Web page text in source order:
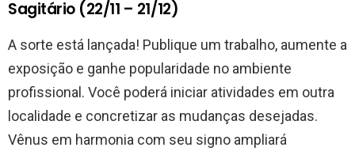
Sagitário (22/11 – 21/12)
A sorte está lançada! Publique um trabalho, aumente a
exposição e ganhe popularidade no ambiente
profissional. Você poderá iniciar atividades em outra
localidade e concretizar as mudanças desejadas.
Vênus em harmonia com seu signo ampliará